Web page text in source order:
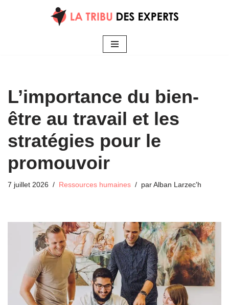
L’importance du bien-
être au travail et les
stratégies pour le
promouvoir
7 juillet 2026 Ressources humaines par Alban Larzec'h